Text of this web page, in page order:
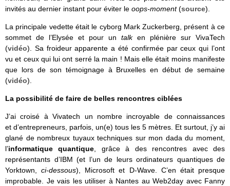
invités au dernier instant pour éviter le oops-moment(source).
La principale vedette était le cyborg Mark Zuckerberg, présent à ce
sommet de l’Elysée et pour un talken plénière sur VivaTech
(vidéo). Sa froideur apparente a été confirmée par ceux qui l’ont
vu et ceux qui lui ont serré la main ! Mais elle était moins manifeste
que lors de son témoignage à Bruxelles en début de semaine
(vidéo).
La possibilité de faire de belles rencontres ciblées
J’ai croisé à Vivatech un nombre incroyable de connaissances
et d’entrepreneurs, parfois, un(e) tous les 5 mètres. Et surtout, j’y ai
glané de nombreux tuyaux techniques sur mon dada du moment,
l’informatique quantique , grâce à des rencontres avec des
représentants d’IBM (et l’un de leurs ordinateurs quantiques de
Yorktown,ci-dessous), Microsoft et D-Wave. C’en était presque
improbable. Je vais les utiliser à Nantes au Web2day avec Fanny